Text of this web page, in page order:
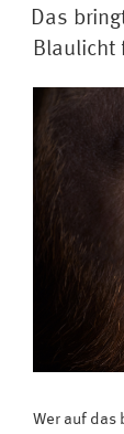
AM
Das
Blaulicht
Wer auf das